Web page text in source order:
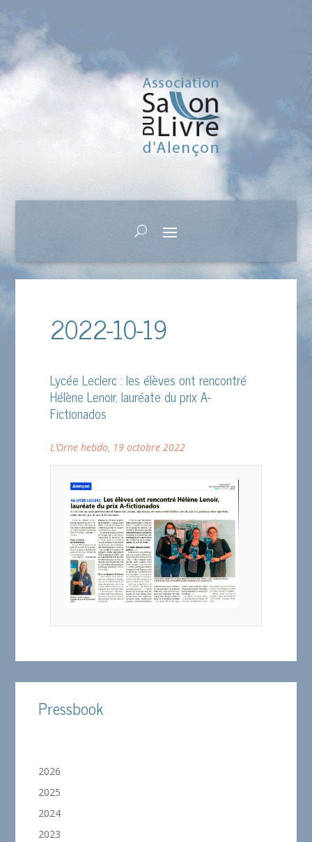
2022-10-19
Lycée Leclerc : les élèves ont rencontré
Hélène Lenoir, lauréate du prix A-
Fictionados
L’Orne hebdo, 19 octobre 2022
Pressbook
2026
2025
2024
2023